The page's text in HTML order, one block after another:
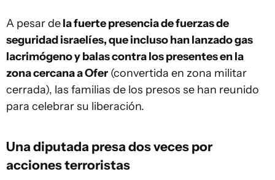
A pesar dela fuerte presencia de fuerzas de
seguridad israelíes, que incluso han lanzado gas
lacrimógeno y balas contra los presentes en la
zona cercana a Ofer (convertida en zona militar
cerrada), las familias de los presos se han reunido
para celebrar su liberación.
Una diputada presa dos veces por
acciones terroristas